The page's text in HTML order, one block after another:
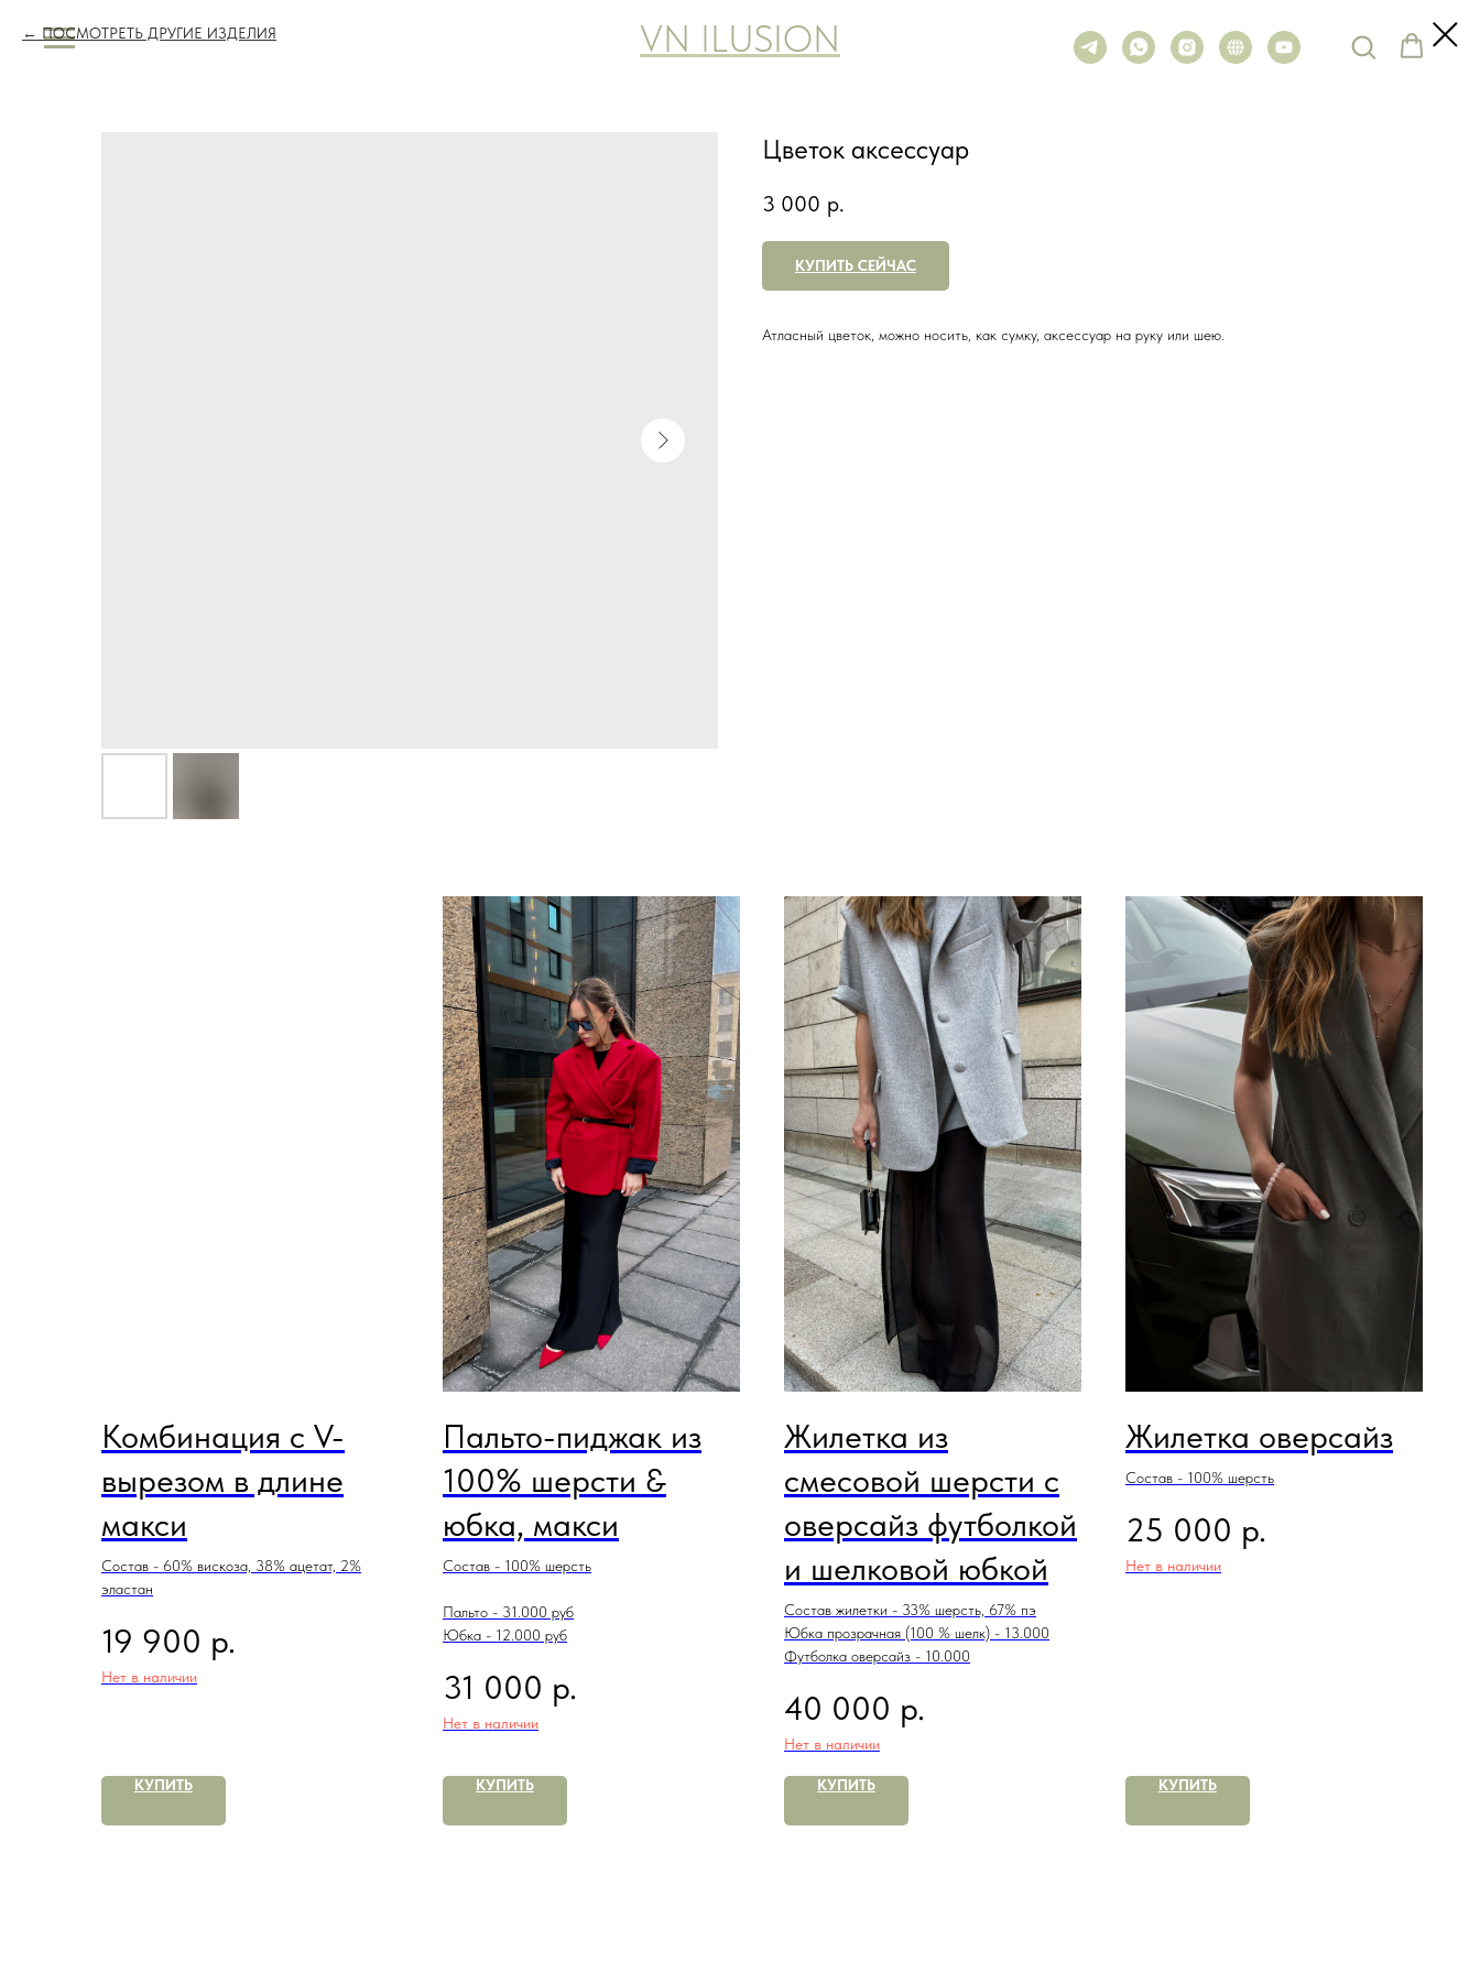
ПОСМОТРЕТЬ ДРУГИЕ ИЗДЕЛИЯ
Цветок аксессуар
3 000 р.
КУПИТЬ СЕЙЧАС
Атласный цветок, можно носить, как сумку, аксессуар на руку или шею.
Комбинация с V-
вырезом в длине
макси
Состав - 60% вискоза, 38% ацетат, 2%
эластан
19 900 р.
Нет в наличии
КУПИТЬ
Пальто-пиджак из
100% шерсти &
юбка, макси
Состав - 100% шерсть
Пальто - 31.000 руб
Юбка - 12.000 руб
31 000 р.
Нет в наличии
КУПИТЬ
Жилетка из
смесовой шерсти с
оверсайз футболкой
и шелковой юбкой
Состав жилетки - 33% шерсть, 67% пэ
Юбка прозрачная (100 % шелк) - 13.000
Футболка оверсайз - 10.000
40 000 р.
Нет в наличии
КУПИТЬ
Жилетка оверсайз
Состав - 100% шерсть
25 000 р.
Нет в наличии
КУПИТЬ
VN ILUSION